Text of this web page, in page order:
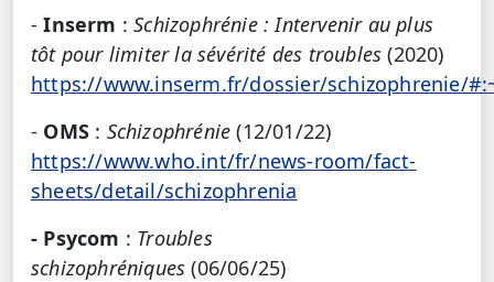
-Inserm :Schizophrénie : Intervenir au plus
tôt pour limiter la sévérité des troubles(2020)
https://www.inserm.fr/dossier/schizophrenie/
- OMS : Schizophrénie (12/01/22)
https://www.who.int/fr/news-room/fact-
sheets/detail/schizophrenia
- Psycom : Troubles
schizophréniques (06/06/25)